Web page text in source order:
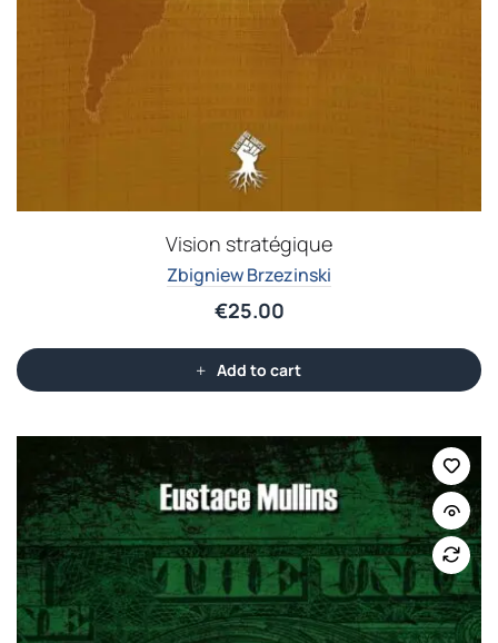
Vision stratégique
Zbigniew Brzezinski
€25.00
Add to cart